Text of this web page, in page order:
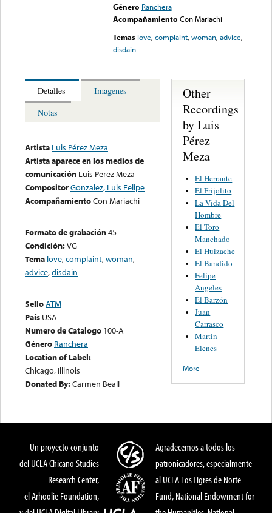
Género Ranchera
Acompañamiento Con Mariachi
Temas love,complaint,woman,advice,
disdain
Detalles
Imagenes
Notas
Artista Luis Pérez Meza
Artista aparece en los medios de
comunicación Luis Perez Meza
CompositorGonzalez, Luis Felipe
AcompañamientoCon Mariachi
Formato de grabación45
Condición:VG
Tema love,complaint,woman,
advice,disdain
SelloATM
País USA
Numero de Catalogo 100-A
Género Ranchera
Location of Label:
Chicago, Illinois
Donated By:Carmen Beall
Other
Recordings
by Luis
Pérez
Meza
El Herrante
El Frijolito
La Vida Del
Hombre
El Toro
Manchado
El Huizache
El Bandido
Felipe
Angeles
El Barzón
Juan
Carrasco
Martin
Elenes
More
Un proyecto conjunto
del UCLA Chicano Studies
Research Center,
el Arhoolie Foundation,
Agradecemos a todos los
patronicadores, especialmente
al UCLA Los Tigres de Norte
Fund, National Endowment for